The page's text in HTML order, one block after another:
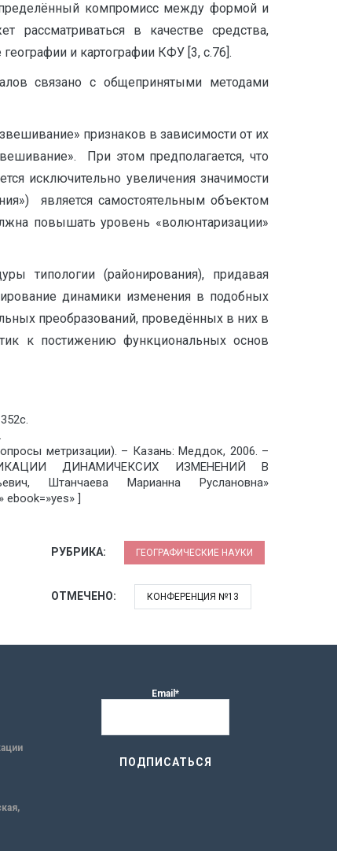
компромисс между формой и
рассматриваться в качестве средства,
и картографии КФУ [3, с.76].
связано с общепринятыми методами
признаков в зависимости от их
При этом предполагается, что
исключительно увеличения значимости
является самостоятельным объектом
повышать уровень «волюнтаризации»
типологии (районирования), придавая
динамики изменения в подобных
преобразований, проведённых в них в
к постижению функциональных основ
метризации). – Казань: Меддок, 2006. –
ДИНАМИЧЕКСИХ ИЗМЕНЕНИЙ В
Штанчаева Марианна Руслановна»
]
РУБРИКА: ГЕОГРАФИЧЕСКИЕ НАУКИ
ОТМЕЧЕНО: КОНФЕРЕНЦИЯ №13
Email*